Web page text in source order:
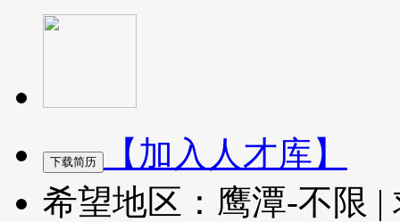
【加入人才库】
希望地区：鹰潭-不限 |